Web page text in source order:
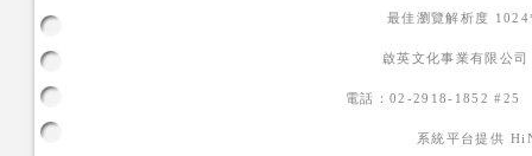
最佳瀏覽解析度
啟英文化事業有限公
電話：02-2918-1852
系統平台提供